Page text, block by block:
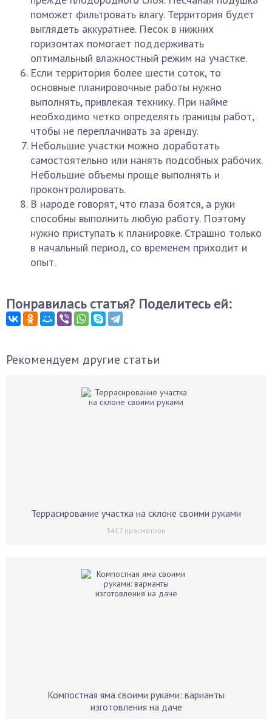
поможет фильтровать влагу. Территория будет
выглядеть аккуратнее. Песок в нижних
горизонтах помогает поддерживать
оптимальный влажностный режим на участке.
Если территория более шести соток, то
основные планировочные работы нужно
выполнять, привлекая технику. При найме
необходимо четко определять границы работ,
чтобы не переплачивать за аренду.
Небольшие участки можно доработать
самостоятельно или нанять подсобных рабочих.
Небольшие объемы проще выполнять и
проконтролировать.
В народе говорят, что глаза боятся, а руки
способны выполнить любую работу. Поэтому
нужно приступать к планировке. Страшно только
в начальный период, со временем приходит и
опыт.
Понравилась статья? Поделитесь ей:
Рекомендуем другие статьи
Террасирование участка на склоне своими руками
3417 просмотров
Компостная яма своими руками: варианты
изготовления на даче